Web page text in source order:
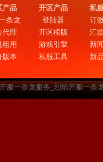
产品
条龙
代理
租用
版本
开区产品
登陆器
开区模版
游戏引擎
私服工具
私
订
汇
新
新
一条龙服务_烈焰开服一条